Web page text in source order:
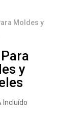
y
Incluído